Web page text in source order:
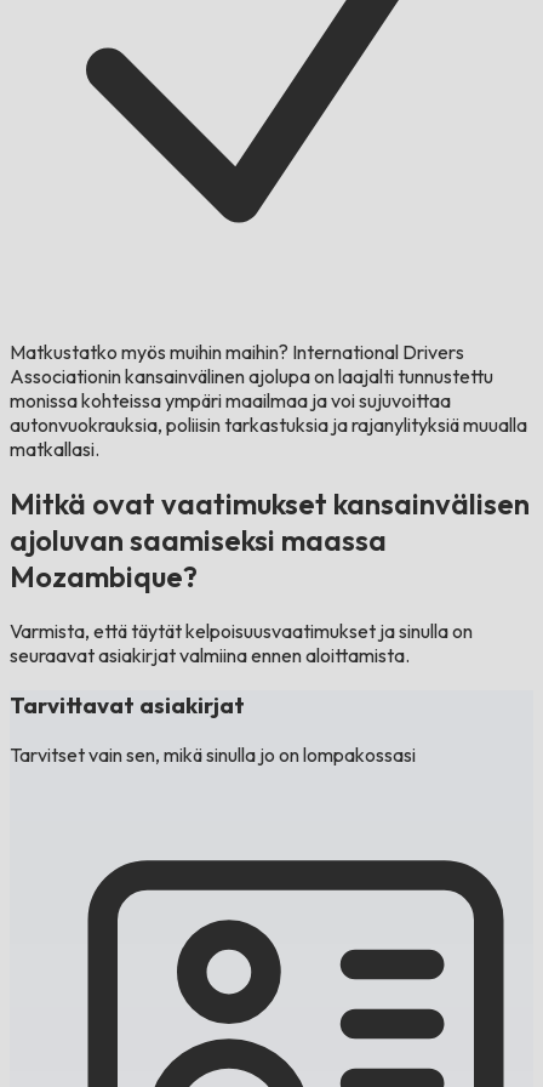
Matkustatko myös muihin maihin? International Drivers
Associationin kansainvälinen ajolupa on laajalti tunnustettu
monissa kohteissa ympäri maailmaa ja voi sujuvoittaa
autonvuokrauksia, poliisin tarkastuksia ja rajanylityksiä muualla
matkallasi.
Mitkä ovat vaatimukset kansainvälisen
ajoluvan saamiseksi maassa
Mozambique?
Varmista, että täytät kelpoisuusvaatimukset ja sinulla on
seuraavat asiakirjat valmiina ennen aloittamista.
Tarvittavat asiakirjat
Tarvitset vain sen, mikä sinulla jo on lompakossasi